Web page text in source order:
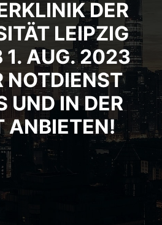
DER
LEIPZIG
1. AUG. 2023
NOTDIENST
UND IN DER
ANBIETEN!